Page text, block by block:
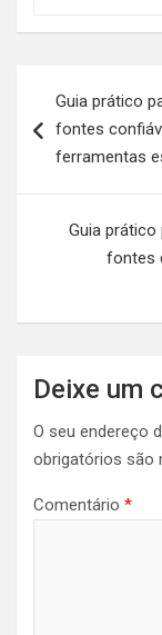
de
Post
Guia prático
fontes
ferramentas
Guia
fontes
Deixe um
O seu endereço
obrigatórios são
Comentário *